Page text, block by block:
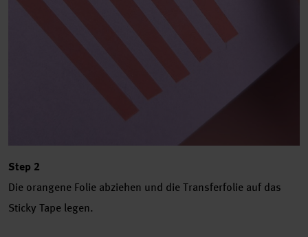
Step 2
Die orangene Folie abziehen und die Transferfolie auf das
Sticky Tape legen.